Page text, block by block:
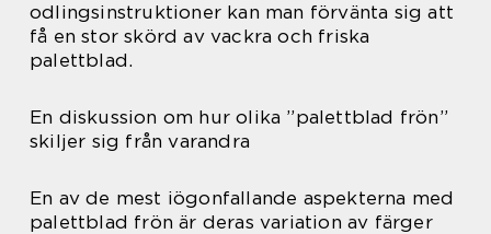
odlingsinstruktioner kan man förvänta sig att
få en stor skörd av vackra och friska
palettblad.
En diskussion om hur olika ”palettblad frön”
skiljer sig från varandra
En av de mest iögonfallande aspekterna med
palettblad frön är deras variation av färger